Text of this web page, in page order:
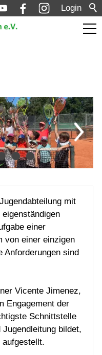
Login
mit
einer
von einer einzigen
Anforderungen sind
Vicente Jimenez,
Engagement der
Schnittstelle
bildet,